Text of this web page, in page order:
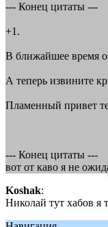
--- Конец цитаты ---
+1.
В ближайшее время
А теперь извините
Пламенный привет
--- Конец цитаты ---
вот от каво я не
Koshak:
Николай тут хабов я